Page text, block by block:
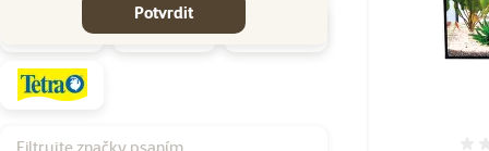
Potvrdit
Filtrujte značky psaním